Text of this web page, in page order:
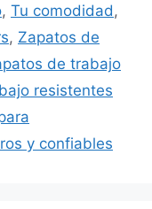
, Tu comodidad ,
, Zapatos de
de trabajo
resistentes
y confiables